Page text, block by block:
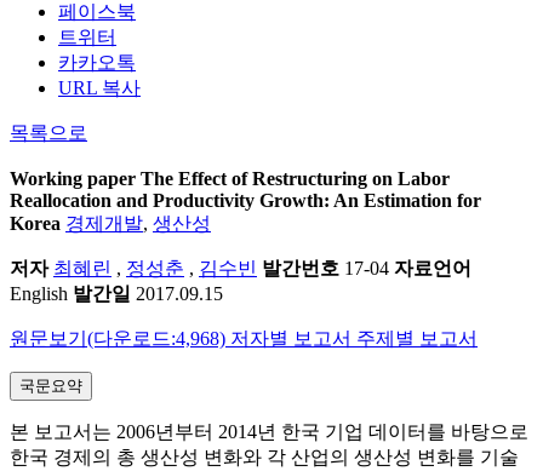
페이스북
트위터
카카오톡
URL 복사
목록으로
Working paper The Effect of Restructuring on Labor
Reallocation and Productivity Growth: An Estimation for
Korea 경제개발, 생산성
저자 최혜린 , 정성춘 , 김수빈 발간번호 17-04 자료언어
English 발간일 2017.09.15
원문보기(다운로드:4,968) 저자별 보고서 주제별 보고서
국문요약
본 보고서는 2006년부터 2014년 한국 기업 데이터를 바탕으로
한국 경제의 총 생산성 변화와 각 산업의 생산성 변화를 기술